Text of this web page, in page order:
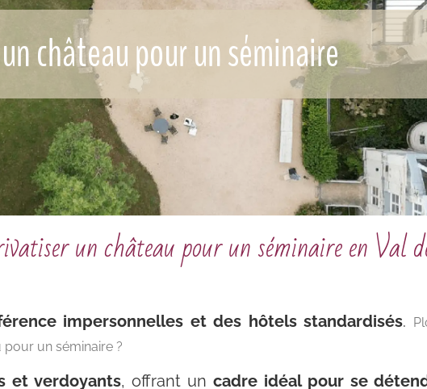
château pour un séminaire
un château pour un séminaire en Val
impersonnelles et des hôtels standardisés.
un séminaire ?
et verdoyants, offrant un cadre idéal pour se